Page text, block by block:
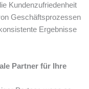
Kundenzufriedenheit
Geschäftsprozessen
Ergebnisse
Partner für Ihre